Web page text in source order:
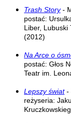
Trash Story-
postać:
Liber, Lubuski
(2012)
Na Arce o
postać: Głos
Teatr im.
Lepszy świat-
reżyseria: